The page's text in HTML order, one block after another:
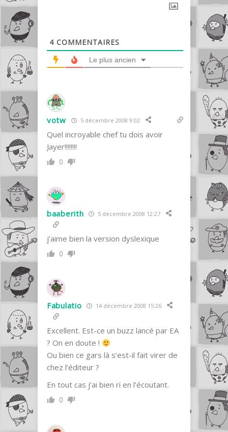
4 COMMENTAIRES
Le plus ancien
votw 5 décembre 2008 9:02
Quel incroyable chef tu dois avoir
Jayer!!!!!!!!
0
baaberith 5 décembre 2008 12:27
j’aime bien la version dyslexique
0
Fabulatio 14 décembre 2008 15:26
Excellent. Est-ce un buzz lancé par EA
? On en doute !
Ou bien ce gars là s’est-il fait virer de
chez l’éditeur ?
En tout cas j’ai bien ri en l’écoutant.
0